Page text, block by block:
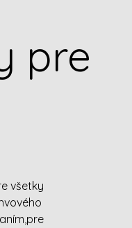
pre
všetky